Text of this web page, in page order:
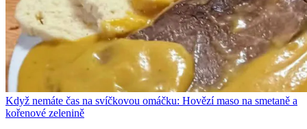
Když nemáte čas na svíčkovou omáčku: Hovězí maso na smetaně a
kořenové zelenině